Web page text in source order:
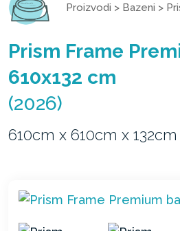
Proizvodi > Bazeni >
Prism Frame
610x132 cm
(2026)
610cm x 610cm x 132cm